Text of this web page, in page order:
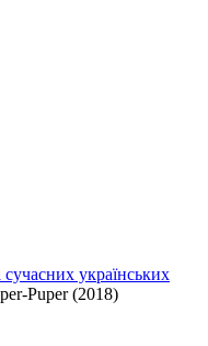
українських
Puper (2018)